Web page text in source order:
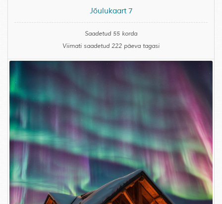
Jõulukaart 7
Saadetud 55 korda
Viimati saadetud 222 päeva tagasi